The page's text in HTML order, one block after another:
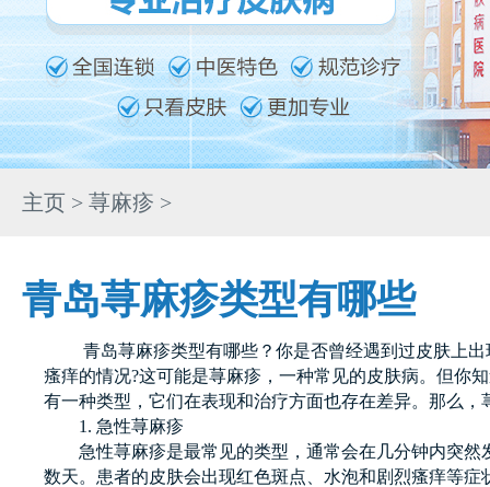
主页 > 荨麻疹 >
青岛荨麻疹类型有哪些
青岛荨麻疹类型有哪些？你是否曾经遇到过皮肤上出
瘙痒的情况?这可能是荨麻疹，一种常见的皮肤病。但你
有一种类型，它们在表现和治疗方面也存在差异。那么，
1. 急性荨麻疹
急性荨麻疹是最常见的类型，通常会在几分钟内突然
数天。患者的皮肤会出现红色斑点、水泡和剧烈瘙痒等症